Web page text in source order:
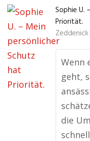
Sophie U.
Priorität.
Zeddenick
Wenn
geht,
die